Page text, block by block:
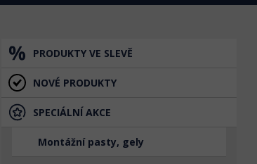
PRODUKTY VE SLEVĚ
NOVÉ PRODUKTY
SPECIÁLNÍ AKCE
Montážní pasty, gely